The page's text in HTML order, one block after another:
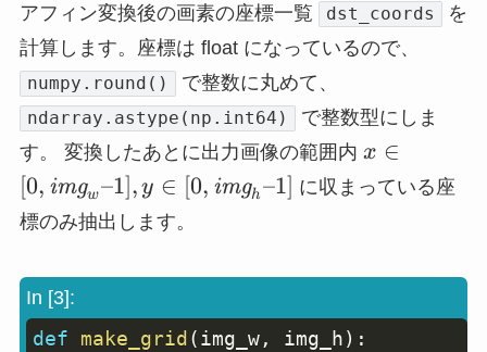
アフィン変換後の画素の座標一覧
dst_coords
を
計算します。座標は float になっているので、
numpy.round() で整数に丸めて、
ndarray.astype(np.int64)
で整数型にしま
す。 変換したあとに出力画像の範囲内 x \in [0,
– 1], y \in
x ∈
[0, imgw–1],y ∈ [0, imgh –1] に収まっている座
標のみ抽出します。
In [3]:
def make_grid (img_w, img_h) :